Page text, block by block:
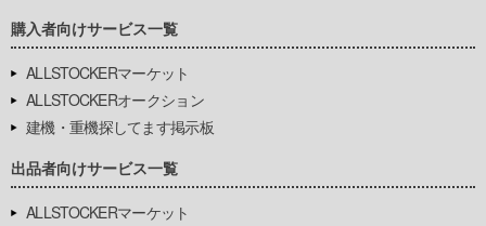
購入者向けサービス一覧
ALLSTOCKERマーケット
ALLSTOCKERオークション
建機・重機探してます掲示板
出品者向けサービス一覧
ALLSTOCKERマーケット